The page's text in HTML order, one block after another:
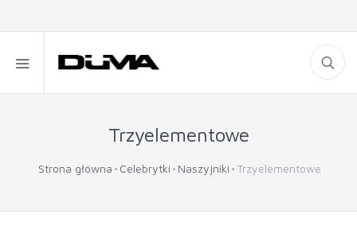
Trzyelementowe
Strona główna Celebrytki Naszyjniki Trzyelementowe